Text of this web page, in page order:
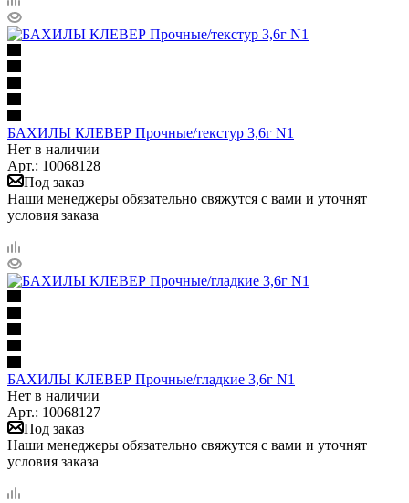
БАХИЛЫ КЛЕВЕР Прочные/текстур 3,6г N1
Нет в наличии
Арт.: 10068128
Под заказ
Наши менеджеры обязательно свяжутся с вами и уточнят
условия заказа
БАХИЛЫ КЛЕВЕР Прочные/гладкие 3,6г N1
Нет в наличии
Арт.: 10068127
Под заказ
Наши менеджеры обязательно свяжутся с вами и уточнят
условия заказа